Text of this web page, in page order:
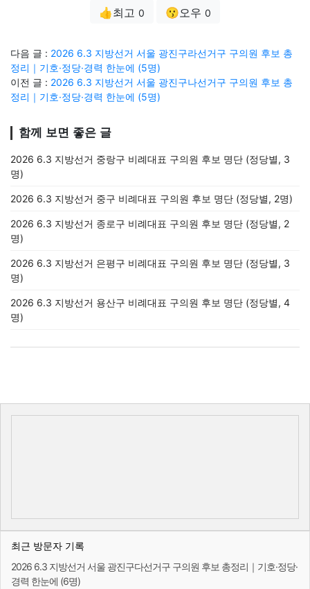
👍최고 0 😗오우 0
다음 글 : 2026 6.3 지방선거 서울 광진구라선거구 구의원 후보 총
정리｜기호·정당·경력 한눈에 (5명)
이전 글 : 2026 6.3 지방선거 서울 광진구나선거구 구의원 후보 총
정리｜기호·정당·경력 한눈에 (5명)
함께 보면 좋은 글
2026 6.3 지방선거 중랑구 비례대표 구의원 후보 명단 (정당별, 3
명)
2026 6.3 지방선거 중구 비례대표 구의원 후보 명단 (정당별, 2명)
2026 6.3 지방선거 종로구 비례대표 구의원 후보 명단 (정당별, 2
명)
2026 6.3 지방선거 은평구 비례대표 구의원 후보 명단 (정당별, 3
명)
2026 6.3 지방선거 용산구 비례대표 구의원 후보 명단 (정당별, 4
명)
최근 방문자 기록
2026 6.3 지방선거 서울 광진구다선거구 구의원 후보 총정리｜기호·정당·
경력 한눈에 (6명)